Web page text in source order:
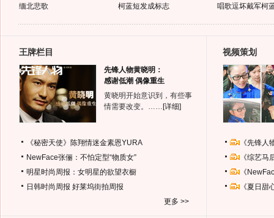
缅北悲歌
柯蓝短发成标志
唱歌逗坏戴军柯
王牌栏目
先锋人物黄晓明：
感谢低潮 偶像重生
黄晓明开始意识到，有些事
情需要改变。…… [详细]
《秘密天使》陈翔情迷金素恩YURA
NewFace张俪：不怕定型“物质女”
明星时尚周报：女明星的欲望衣橱
日韩时尚周报 好莱坞街拍周报
更多 >>
视频策划
《先锋
《综艺
《
《夏日